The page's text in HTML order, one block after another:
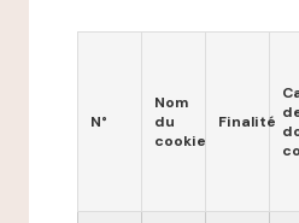
N°
Nom
du
cookie
Finalité